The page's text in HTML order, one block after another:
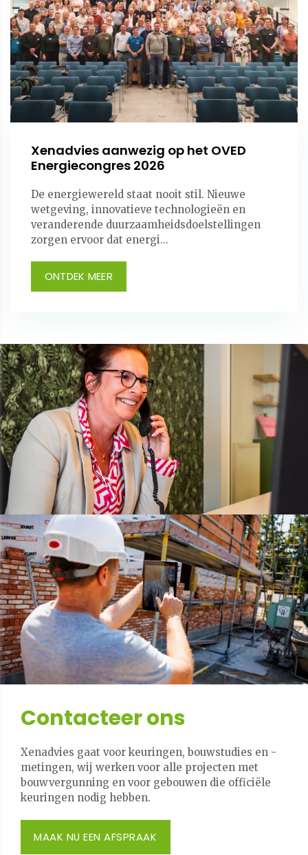
Xenadvies aanwezig op het OVED
Energiecongres 2026
De energiewereld staat nooit stil. Nieuwe
wetgeving, innovatieve technologieën en
veranderende duurzaamheidsdoelstellingen
zorgen ervoor dat energi...
ONTDEK MEER
Contacteer ons
Xenadvies gaat voor keuringen, bouwstudies en -
metingen, wij werken voor alle projecten met
bouwvergunning en voor gebouwen die officiële
keuringen nodig hebben.
MAAK NU EEN AFSPRAAK